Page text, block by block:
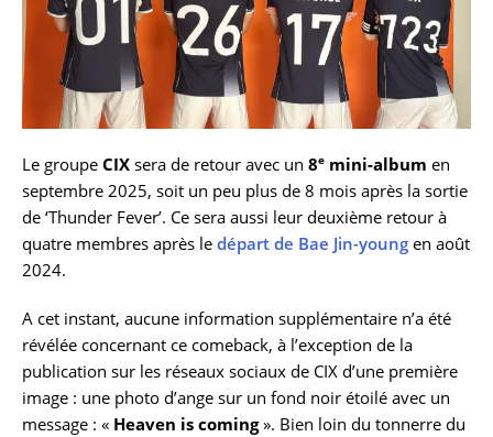
Le groupe CIX sera de retour avec un 8e mini-album en
septembre 2025, soit un peu plus de 8 mois après la sortie
de ‘Thunder Fever’. Ce sera aussi leur deuxième retour à
quatre membres après le départ de Bae Jin-young en août
2024.
A cet instant, aucune information supplémentaire n’a été
révélée concernant ce comeback, à l’exception de la
publication sur les réseaux sociaux de CIX d’une première
image : une photo d’ange sur un fond noir étoilé avec un
message : « Heaven is coming». Bien loin du tonnerre du